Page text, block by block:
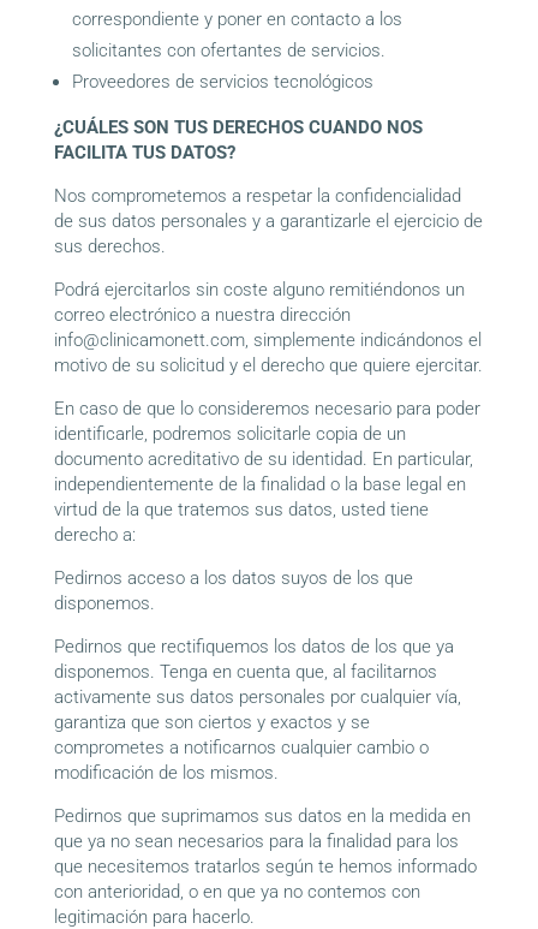
correspondiente y poner en contacto a los
solicitantes con ofertantes de servicios.
Proveedores de servicios tecnológicos
¿CUÁLES SON TUS DERECHOS CUANDO NOS
FACILITA TUS DATOS?
Nos comprometemos a respetar la confidencialidad
de sus datos personales y a garantizarle el ejercicio de
sus derechos.
Podrá ejercitarlos sin coste alguno remitiéndonos un
correo electrónico a nuestra dirección
info@clinicamonett.com, simplemente indicándonos el
motivo de su solicitud y el derecho que quiere ejercitar.
En caso de que lo consideremos necesario para poder
identificarle, podremos solicitarle copia de un
documento acreditativo de su identidad. En particular,
independientemente de la finalidad o la base legal en
virtud de la que tratemos sus datos, usted tiene
derecho a:
Pedirnos acceso a los datos suyos de los que
disponemos.
Pedirnos que rectifiquemos los datos de los que ya
disponemos. Tenga en cuenta que, al facilitarnos
activamente sus datos personales por cualquier vía,
garantiza que son ciertos y exactos y se
comprometes a notificarnos cualquier cambio o
modificación de los mismos.
Pedirnos que suprimamos sus datos en la medida en
que ya no sean necesarios para la finalidad para los
que necesitemos tratarlos según te hemos informado
con anterioridad, o en que ya no contemos con
legitimación para hacerlo.